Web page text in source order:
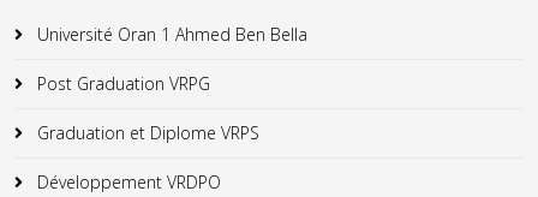
Université Oran 1 Ahmed Ben Bella
Post Graduation VRPG
Graduation et Diplome VRPS
Développement VRDPO